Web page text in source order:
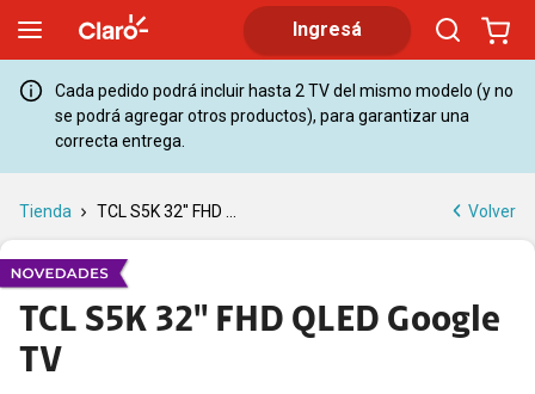
Ingresá
Cada pedido podrá incluir hasta 2 TV del mismo modelo (y no
se podrá agregar otros productos), para garantizar una
correcta entrega.
Tienda TCL S5K 32'' FHD ... Volver
TCL S5K 32'' FHD QLED Google
TV
TCL S5K 32 QLED Google TV | Claro